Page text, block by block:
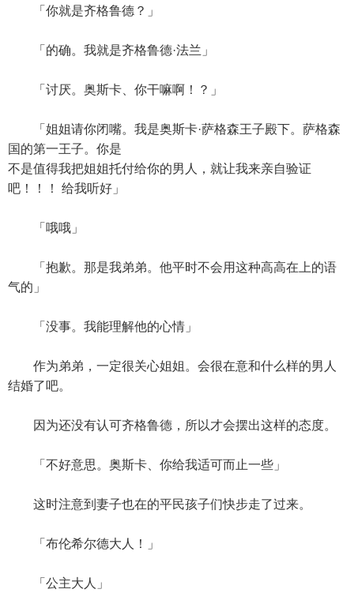
「你就是齐格鲁德？」
「的确。我就是齐格鲁德·法兰」
「讨厌。奥斯卡、你干嘛啊！？」
「姐姐请你闭嘴。我是奥斯卡·萨格森王子殿下。萨格森
国的第一王子。你是
不是值得我把姐姐托付给你的男人，就让我来亲自验证
吧！！！ 给我听好」
「哦哦」
「抱歉。那是我弟弟。他平时不会用这种高高在上的语
气的」
「没事。我能理解他的心情」
作为弟弟，一定很关心姐姐。会很在意和什么样的男人
结婚了吧。
因为还没有认可齐格鲁德，所以才会摆出这样的态度。
「不好意思。奥斯卡、你给我适可而止一些」
这时注意到妻子也在的平民孩子们快步走了过来。
「布伦希尔德大人！」
「公主大人」